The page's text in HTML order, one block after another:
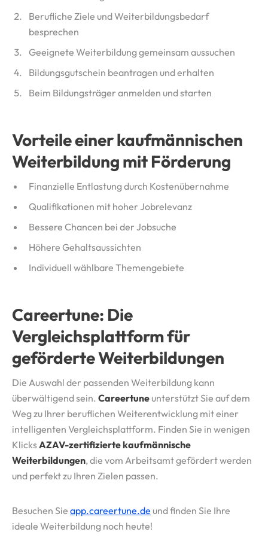
Berufliche Ziele und Weiterbildungsbedarf
besprechen
Geeignete Weiterbildung gemeinsam aussuchen
Bildungsgutschein beantragen und erhalten
Beim Bildungsträger anmelden und starten
Vorteile einer kaufmännischen
Weiterbildung mit Förderung
Finanzielle Entlastung durch Kostenübernahme
Qualifikationen mit hoher Jobrelevanz
Bessere Chancen bei der Jobsuche
Höhere Gehaltsaussichten
Individuell wählbare Themengebiete
Careertune: Die
Vergleichsplattform für
geförderte Weiterbildungen
Die Auswahl der passenden Weiterbildung kann
überwältigend sein. Careertune unterstützt Sie auf dem
Weg zu Ihrer beruflichen Weiterentwicklung mit einer
intelligenten Vergleichsplattform. Finden Sie in wenigen
KlicksAZAV-zertifizierte kaufmännische
Weiterbildungen, die vom Arbeitsamt gefördert werden
und perfekt zu Ihren Zielen passen.
Besuchen Sie app.careertune.de und finden Sie Ihre
ideale Weiterbildung noch heute!